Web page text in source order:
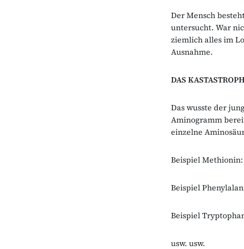
Der Mensch
untersucht. War
ziemlich alles im
Ausnahme.
DAS
Das wusste der
Aminogramm
einzelne
Beispiel Methionin:
Beispiel
Beispiel
usw. usw.